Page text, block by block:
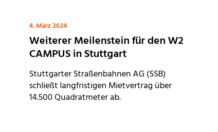
4. März 2024
Weiterer Meilenstein für den W2
CAMPUS in Stuttgart
Stuttgarter Straßenbahnen AG (SSB)
schließt langfristigen Mietvertrag über
14.500 Quadratmeter ab.